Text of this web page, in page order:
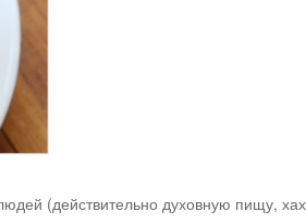
(действительно духовную пищу,